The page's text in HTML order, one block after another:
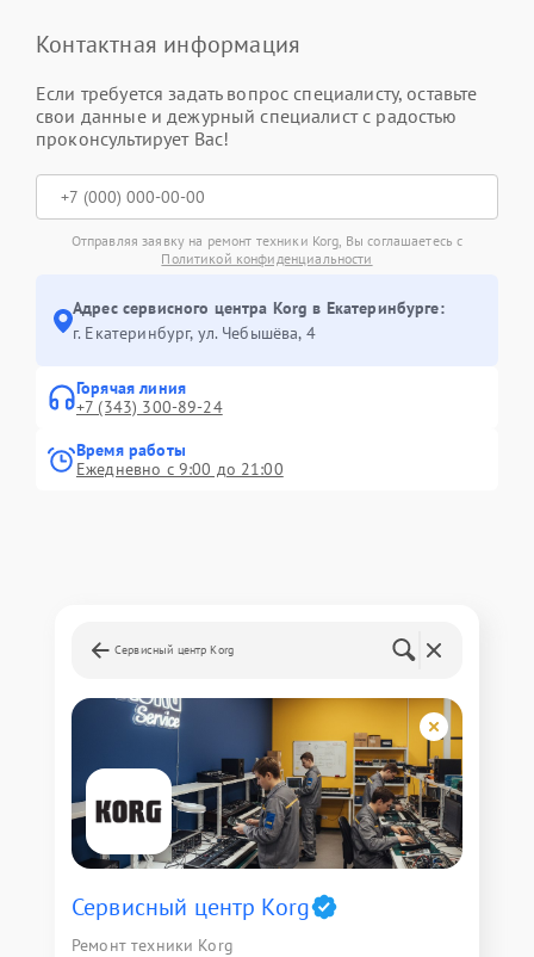
Контактная информация
Если требуется задать вопрос специалисту, оставьте
свои данные и дежурный специалист с радостью
проконсультирует Вас!
Отправляя заявку на ремонт техники Korg, Вы соглашаетесь с
Политикой конфиденциальности
Адрес сервисного центра Korg в Екатеринбурге:
г. Екатеринбург, ул. Чебышёва, 4
Горячая линия
+7 (343) 300-89-24
Время работы
Ежедневно с 9:00 до 21:00
Сервисный центр Korg
Сервисный центр Korg
Ремонт техники Korg